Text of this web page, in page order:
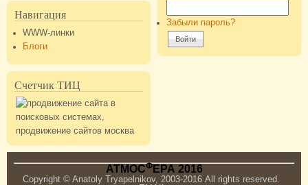
Навигация
WWW-линки
Блоги
Счетчик ТИЦ
Забыли пароль?
АТМОСФЕРА 2016
Copyright © Anatoly Tryapelnikov, 2003-2016 All rights reserved.